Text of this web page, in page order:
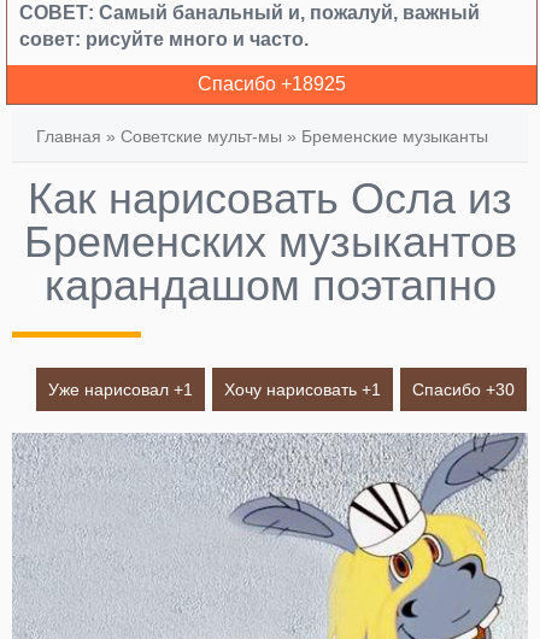
СОВЕТ: Самый банальный и, пожалуй, важный
совет: рисуйте много и часто.
Спасибо +18925
Главная » Советские мульт-мы » Бременские музыканты
Как нарисовать Осла из
Бременских музыкантов
карандашом поэтапно
Уже нарисовал +1 Хочу нарисовать +1 Спасибо +30